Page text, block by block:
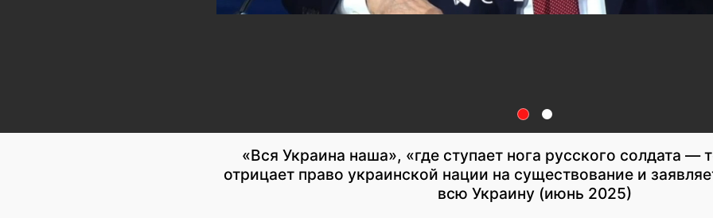
«Вся Украина наша», «где ступает нога русского солдата —
отрицает право украинской нации на существование и
всю Украину (июнь 2025)